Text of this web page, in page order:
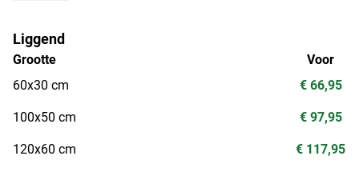
Liggend
Grootte
60x30 cm
100x50 cm
120x60 cm
Voor
€ 66,95
€ 97,95
€ 117,95